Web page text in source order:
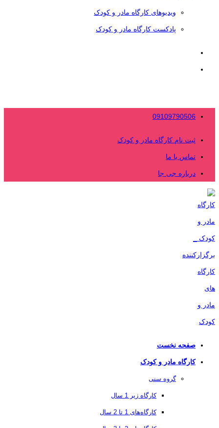
ویدیوهای کارگاه مادر و کودک
پادکست کارگاه مادر و کودک
09109790506
ثبت نام کارگاه مادر و کودک
تماس با ما
درباره جی جا
صفحه نخست
کارگاه مادر و کودک
گروه سنی
کارگاه زیر 1 سال
کارگاه‌های 1 تا 2 سال